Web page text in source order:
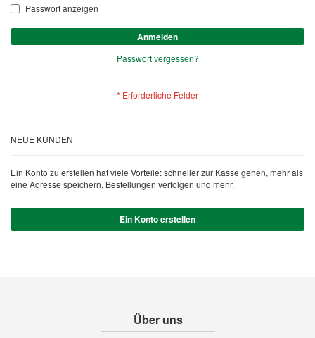
Passwort anzeigen
Anmelden
Passwort vergessen?
NEUE KUNDEN
Ein Konto zu erstellen hat viele Vorteile: schneller zur Kasse gehen, mehr als
eine Adresse speichern, Bestellungen verfolgen und mehr.
Ein Konto erstellen
Über uns